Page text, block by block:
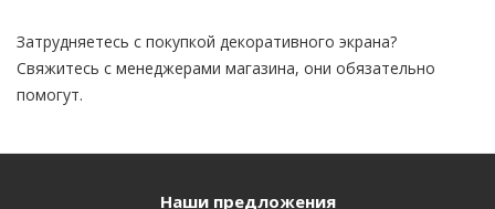
Затрудняетесь с покупкой декоративного экрана?
Свяжитесь с менеджерами магазина, они обязательно
помогут.
Наши предложения